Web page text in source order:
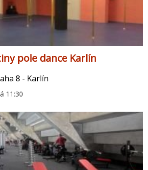
pole dance Karlín
8 - Karlín
11:30